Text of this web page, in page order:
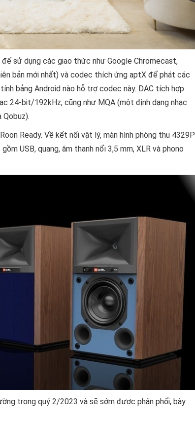
sử dụng các giao thức như Google Chromecast,
bản mới nhất) và codec thích ứng aptX để phát các
bảng Android nào hỗ trợ codec này. DAC tích hợp
24-bit/192kHz, cũng như MQA (một định dạng nhạc
Ready. Về kết nối vật lý, màn hình phòng thu 4329P
USB, quang, âm thanh nổi 3,5 mm, XLR và phono
trong quý 2/2023 và sẽ sớm được phân phối, bày